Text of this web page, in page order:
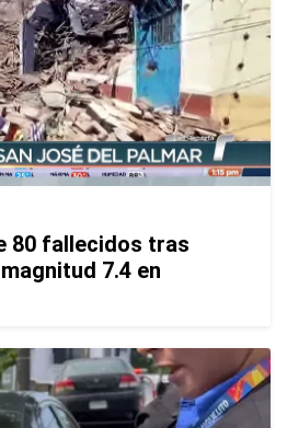
80 fallecidos tras
7.4 en